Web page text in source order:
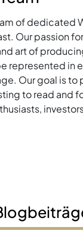
of dedicated
Our passion
art of
represented in
Our goal is
to read and